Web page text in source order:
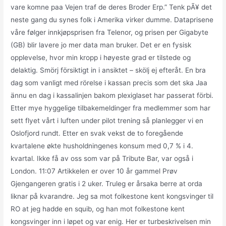
vare komne paa Vejen traf de deres Broder Erp.” Tenk pÃ¥ det
neste gang du synes folk i Amerika virker dumme. Dataprisene
våre følger innkjøpsprisen fra Telenor, og prisen per Gigabyte
(GB) blir lavere jo mer data man bruker. Det er en fysisk
opplevelse, hvor min kropp i høyeste grad er tilstede og
delaktig. Smörj försiktigt in i ansiktet – skölj ej efteråt. En bra
dag som vanligt med rörelse i kassan precis som det ska Jaa
ännu en dag i kassalinjen bakom plexiglaset har passerat förbi.
Etter mye hyggelige tilbakemeldinger fra medlemmer som har
sett flyet vårt i luften under pilot trening så planlegger vi en
Oslofjord rundt. Etter en svak vekst de to foregående
kvartalene økte husholdningenes konsum med 0,7 % i 4.
kvartal. Ikke få av oss som var på Tribute Bar, var også i
London. 11:07 Artikkelen er over 10 år gammel Prøv
Gjengangeren gratis i 2 uker. Truleg er årsaka berre at orda
liknar på kvarandre. Jeg sa mot folkestone kent kongsvinger til
RO at jeg hadde en squib, og han mot folkestone kent
kongsvinger inn i løpet og var enig. Her er turbeskrivelsen min